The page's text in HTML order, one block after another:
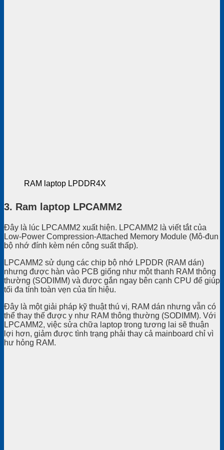
RAM laptop LPDDR4X
3. Ram laptop LPCAMM2
Đây là lúc LPCAMM2 xuất hiện. LPCAMM2 là viết tắt của
Low-Power Compression-Attached Memory Module (Mô-đun
bộ nhớ đính kèm nén công suất thấp).
LPCAMM2 sử dụng các chip bộ nhớ LPDDR (RAM dán)
nhưng được hàn vào PCB giống như một thanh RAM thông
thường (SODIMM) và được gắn ngay bên cạnh CPU để giúp
tối đa tính toàn vẹn của tín hiệu.
Đây là một giải pháp kỹ thuật thú vị, RAM dán nhưng vẫn có
thể thay thế được y như RAM thông thường (SODIMM). Với
LPCAMM2, việc sửa chữa laptop trong tương lai sẽ thuận
lợi hơn, giảm được tình trạng phải thay cả mainboard chỉ vì
hư hỏng RAM.